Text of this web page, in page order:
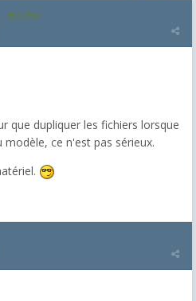
5,718
que dupliquer les fichiers lorsque
ce n'est pas sérieux.